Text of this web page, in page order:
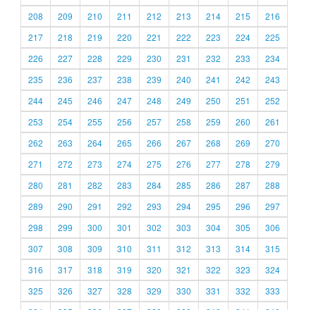
208
209 210 211 212 213 214 215
216
217
218 219 220 221 222 223 224
225
226
227 228 229 230 231 232 233
234
235
236 237 238 239 240 241 242
243
244
245 246 247 248 249 250 251
252
253
254 255 256 257 258 259 260
261
262
263 264 265 266 267 268 269
270
271
272 273 274 275 276 277 278
279
280
281 282 283 284 285 286 287
288
289
290 291 292 293 294 295 296
297
298
299 300 301 302 303 304 305
306
307
308 309 310 311 312 313 314
315
316
317 318 319 320 321 322 323
324
325
326 327 328 329 330 331 332
333